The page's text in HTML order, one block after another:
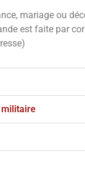
mariage ou
est faite par
militaire